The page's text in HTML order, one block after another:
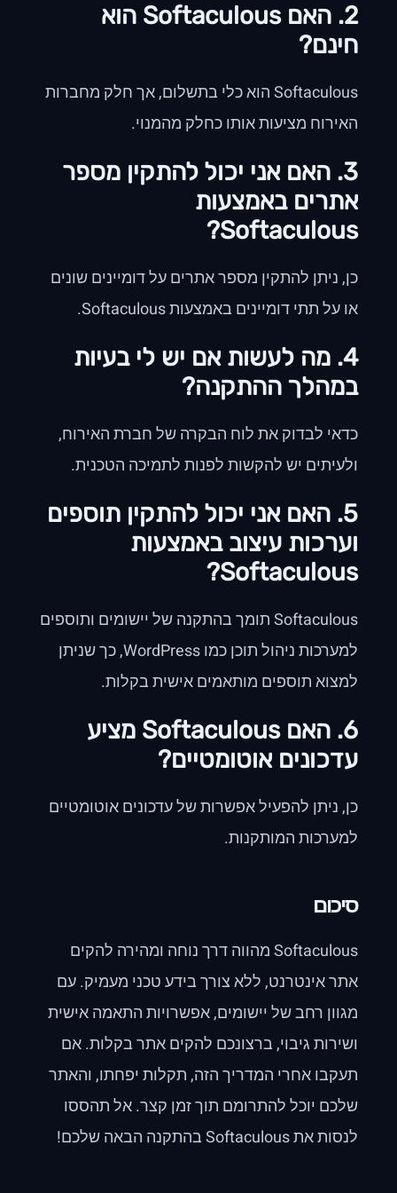
2. האם Softaculous הוא
חינם?
Softaculous הוא כלי בתשלום, אך חלק מחברות
האירוח מציעות אותו כחלק מהמנוי.
3. האם אני יכול להתקין מספר
אתרים באמצעות
Softaculous?
כן, ניתן להתקין מספר אתרים על דומיינים שונים
או על תתי דומיינים באמצעות Softaculous.
4. מה לעשות אם יש לי בעיות
במהלך ההתקנה?
כדאי לבדוק את לוח הבקרה של חברת האירוח,
ולעיתים יש להקשות לפנות לתמיכה הטכנית.
5. האם אני יכול להתקין תוספים
וערכות עיצוב באמצעות
Softaculous?
Softaculous תומך בהתקנה של יישומים ותוספים
למערכות ניהול תוכן כמו WordPress, כך שניתן
למצוא תוספים מותאמים אישית בקלות.
6. האם Softaculous מציע
עדכונים אוטומטיים?
כן, ניתן להפעיל אפשרות של עדכונים אוטומטיים
למערכות המותקנות.
סיכום
Softaculous מהווה דרך נוחה ומהירה להקים
אתר אינטרנט, ללא צורך בידע טכני מעמיק. עם
מגוון רחב של יישומים, אפשרויות התאמה אישית
ושירות גיבוי, ברצונכם להקים אתר בקלות. אם
תעקבו אחרי המדריך הזה, תקלות יפחתו, והאתר
שלכם יוכל להתרומם תוך זמן קצר. אל תהססו
לנסות את Softaculous בהתקנה הבאה שלכם!